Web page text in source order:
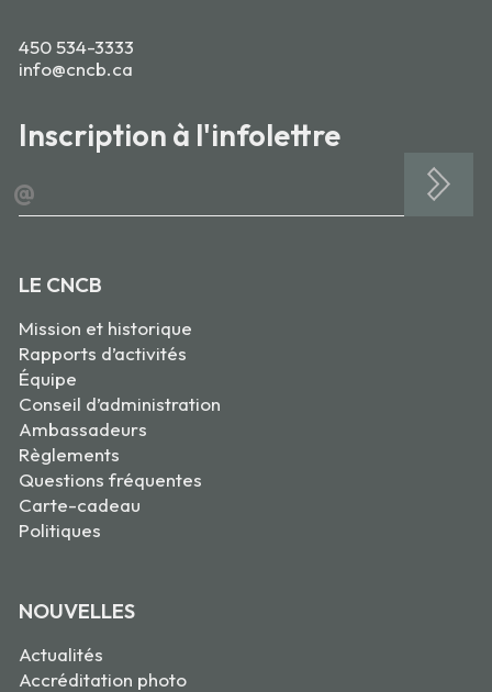
450 534-3333
info@cncb.ca
Inscription à l'infolettre
@
LE CNCB
Mission et historique
Rapports d’activités
Équipe
Conseil d’administration
Ambassadeurs
Règlements
Questions fréquentes
Carte-cadeau
Politiques
NOUVELLES
Actualités
Accréditation photo